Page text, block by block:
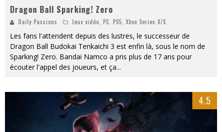
Dragon Ball Sparking! Zero
Daily Passions Jeux vidéo, PC, PS5, Xbox Series X/S
Les fans l'attendent depuis des lustres, le successeur de
Dragon Ball Budokai Tenkaichi 3 est enfin là, sous le nom de
Sparking! Zero. Bandai Namco a pris plus de 17 ans pour
écouter l'appel des joueurs, et ça...
4.5